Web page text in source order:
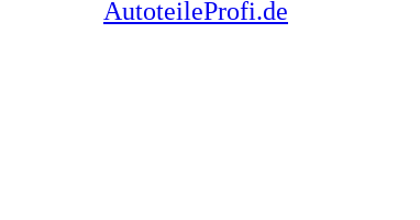
AutoteileProfi.de